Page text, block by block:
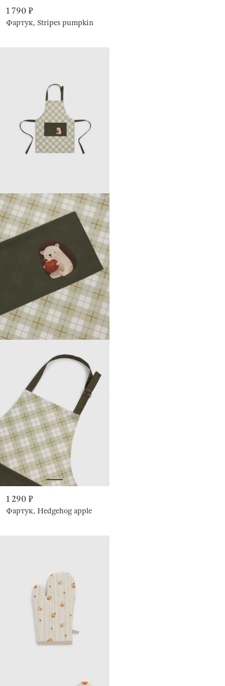
1 790 ₽
Фартук, Stripes pumpkin
1 290 ₽
Фартук, Hedgehog apple